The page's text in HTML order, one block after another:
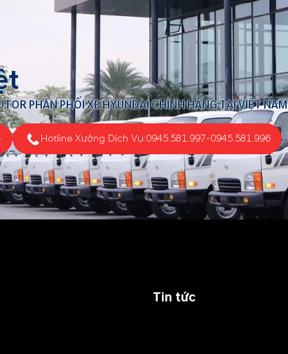
PHÂN PHỐI XE HYUNDAI CHÍNH HÃNG TẠI VIỆT NAM
Hotline Xưởng Dịch Vụ:0945.581.997-0945.581.996
Tin tức